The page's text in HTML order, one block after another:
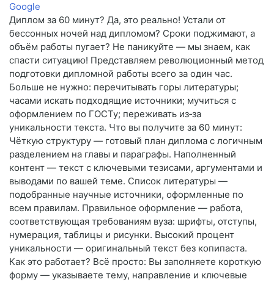
Google
Диплом за 60 минут? Да, это реально! Устали от
бессонных ночей над дипломом? Сроки поджимают, а
объём работы пугает? Не паникуйте — мы знаем, как
спасти ситуацию! Представляем революционный метод
подготовки дипломной работы всего за один час.
Больше не нужно: перечитывать горы литературы;
часами искать подходящие источники; мучиться с
оформлением по ГОСТу; переживать из‑за
уникальности текста. Что вы получите за 60 минут:
Чёткую структуру — готовый план диплома с логичным
разделением на главы и параграфы. Наполненный
контент — текст с ключевыми тезисами, аргументами и
выводами по вашей теме. Список литературы —
подобранные научные источники, оформленные по
всем правилам. Правильное оформление — работа,
соответствующая требованиям вуза: шрифты, отступы,
нумерация, таблицы и рисунки. Высокий процент
уникальности — оригинальный текст без копипаста.
Как это работает? Всё просто: Вы заполняете короткую
форму — указываете тему, направление и ключевые